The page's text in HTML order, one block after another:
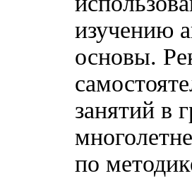
изучению
основы.
занятий в
по